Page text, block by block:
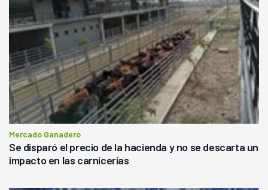
Mercado Ganadero
Se disparó el precio de la hacienda y no se descarta un
impacto en las carnicerías